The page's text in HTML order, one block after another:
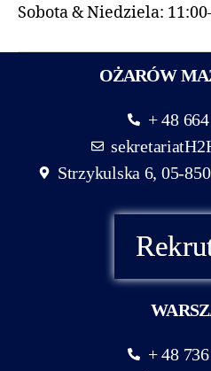
Sobota & Niedziela:
OŻARÓW
+ 48
Strzykulska 6, 05-
+ 48